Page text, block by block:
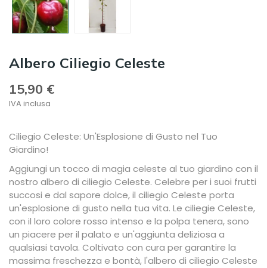
Albero Ciliegio Celeste
15,90 €
IVA inclusa
Ciliegio Celeste: Un'Esplosione di Gusto nel Tuo
Giardino!
Aggiungi un tocco di magia celeste al tuo giardino con il
nostro albero di ciliegio Celeste. Celebre per i suoi frutti
succosi e dal sapore dolce, il ciliegio Celeste porta
un'esplosione di gusto nella tua vita. Le ciliegie Celeste,
con il loro colore rosso intenso e la polpa tenera, sono
un piacere per il palato e un'aggiunta deliziosa a
qualsiasi tavola. Coltivato con cura per garantire la
massima freschezza e bontà, l'albero di ciliegio Celeste